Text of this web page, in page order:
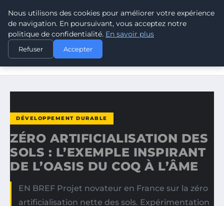
CLIMATE GUARDIAN
ACCUEIL
DÉVELOPPEMENT DURABLE
ZÉRO ARTIFICIALISATION DES SOLS : L’EXEMPLE
DÉVELOPPEMENT DURABLE
ZÉRO ARTIFICIALISATION DES
SOLS : L’EXEMPLE INSPIRANT
DE L’OASIS DU COQ À L’ÂME
EN BREF Projet novateur en France sur la zéro
artificialisation nette des sols. Expérimentation
Nous utilisons des cookies pour améliorer votre expérience
de navigation. En poursuivant, vous acceptez notre
politique de confidentialité. En savoir plus
Refuser Accepter